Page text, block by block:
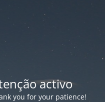
activo
you for your patience!